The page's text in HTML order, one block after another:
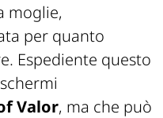
moglie,
per quanto
Espediente questo
Valor, ma che può